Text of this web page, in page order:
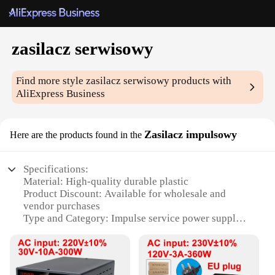
zasilacz serwisowy
Find more stylezasilacz serwisowy products with
AliExpress Business
Here are the products found in the Zasilacz impulsowy
Specifications:
Material: High-quality durable plastic
Product Discount: Available for wholesale and
vendor purchases
Type and Category: Impulse service power supply
Usage and Purpose: Ideal for service technicians
and repair shops
Performance and Property: Efficient power delivery